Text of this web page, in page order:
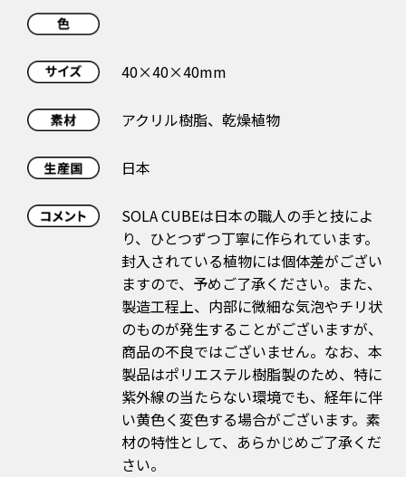
40×40×40mm
アクリル樹脂、乾燥植物
日本
SOLA CUBEは日本の職人の手と技によ
り、ひとつずつ丁寧に作られています。
封入されている植物には個体差がござい
ますので、予めご了承ください。また、
製造工程上、内部に微細な気泡やチリ状
のものが発生することがございますが、
商品の不良ではございません。なお、本
製品はポリエステル樹脂製のため、特に
紫外線の当たらない環境でも、経年に伴
い黄色く変色する場合がございます。素
材の特性として、あらかじめご了承くだ
さい。